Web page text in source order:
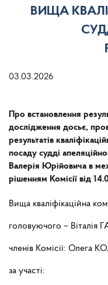
ВИЩА
03.03.2026
Про встановлення
дослідження досьє,
результатів
посаду судді
Валерія Юрійовича в
рішенням Комісії від
Вища кваліфікаційна
головуючого –
членів Комісії:
за участі: